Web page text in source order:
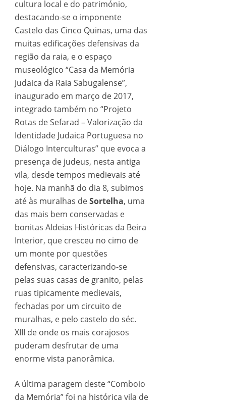
cultura local e do património,
destacando-se o imponente
Castelo das Cinco Quinas, uma das
muitas edificações defensivas da
região da raia, e o espaço
museológico “Casa da Memória
Judaica da Raia Sabugalense”,
inaugurado em março de 2017,
integrado também no “Projeto
Rotas de Sefarad – Valorização da
Identidade Judaica Portuguesa no
Diálogo Interculturas” que evoca a
presença de judeus, nesta antiga
vila, desde tempos medievais até
hoje. Na manhã do dia 8, subimos
até às muralhas deSortelha, uma
das mais bem conservadas e
bonitas Aldeias Históricas da Beira
Interior, que cresceu no cimo de
um monte por questões
defensivas, caracterizando-se
pelas suas casas de granito, pelas
ruas tipicamente medievais,
fechadas por um circuito de
muralhas, e pelo castelo do séc.
XIII de onde os mais corajosos
puderam desfrutar de uma
enorme vista panorâmica.
A última paragem deste “Comboio
da Memória” foi na histórica vila de